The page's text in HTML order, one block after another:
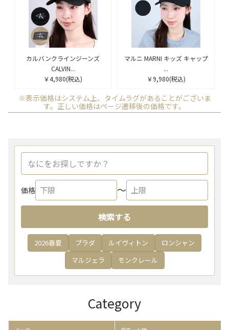
カルバンクラインジーンズ
CALVIN...
￥4,980(税込)
マルニ MARNI キッズ キャップ
...
￥9,980(税込)
※表示価格はシステム上、タイムラグがあることがございま
す。正しい価格はページ遷移後の価格です。
価格 〜
検索する
2026春夏 プラダ ルイヴィトン
ロンシャン
マルジェラ
モンクレール
Category